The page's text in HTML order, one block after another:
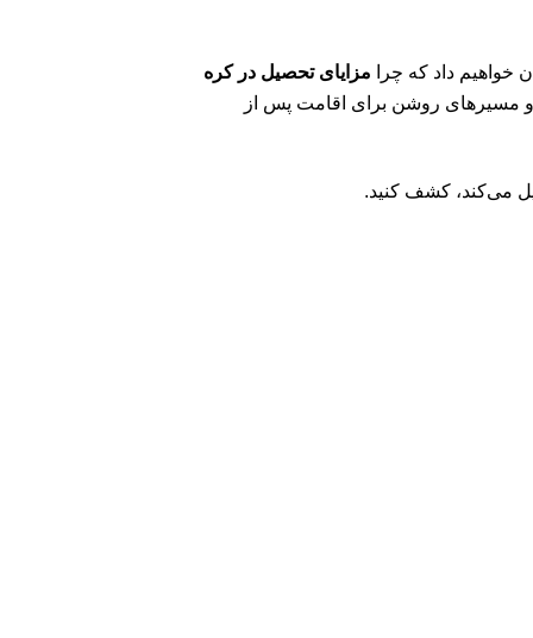
خواهیم داد که چرا مزایای تحصیل در کره
و مسیرهای روشن برای اقامت پس از
می‌کند، کشف کنید.